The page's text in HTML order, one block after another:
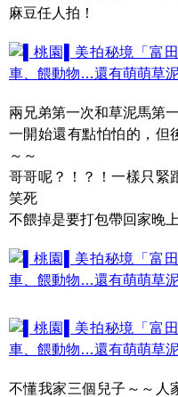
麻豆任人拍！
兩兄弟第一次和草泥馬第
一開始還有點怕怕的，但
～～
哥哥呢？！？！一樣只
笑死
不餵掉是要打包帶回家晚
不懂我家三個兒子～～